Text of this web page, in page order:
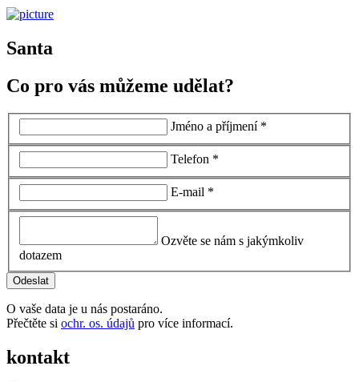
Santa
Co pro vás můžeme udělat?
Jméno a příjmení *
Telefon *
E-mail *
Ozvěte se nám s jakýmkoliv
dotazem
O vaše data je u nás postaráno.
Přečtěte si ochr. os. údajů pro více informací.
kontakt